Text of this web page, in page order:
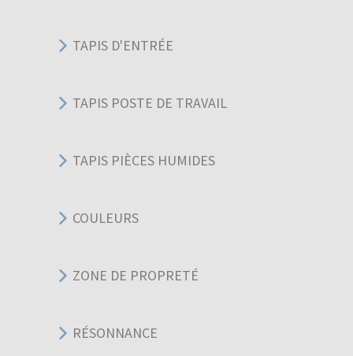
TAPIS D'ENTRÉE
TAPIS POSTE DE TRAVAIL
TAPIS PIÈCES HUMIDES
COULEURS
ZONE DE PROPRETÉ
RÉSONNANCE